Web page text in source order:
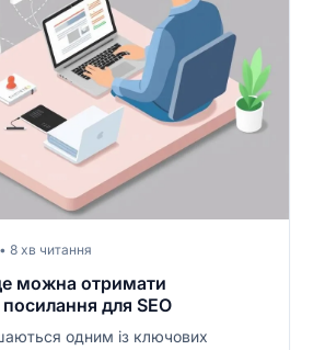
• 8 хв читання
можна отримати
для SEO
одним із ключових